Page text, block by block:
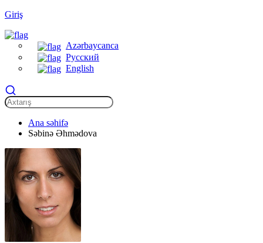
Giriş
Azərbaycanca
Русский
English
Ana səhifə
Səbinə Əhmədova